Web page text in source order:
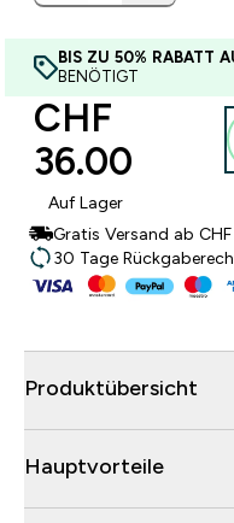
BIS ZU 50% RABATT
BENÖTIGT
CHF
36.00‎
Auf Lager
Gratis Versand ab
30 Tage
Produktübersicht
Hauptvorteile